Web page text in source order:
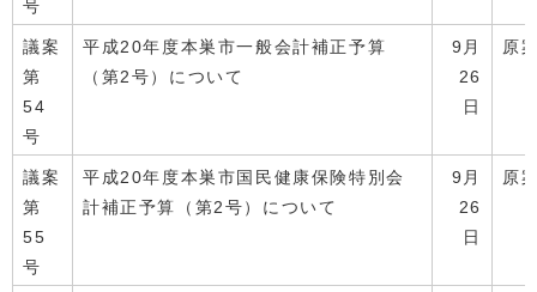
号
議案
第
54
号
平成20年度本巣市一般会計補正予算
（第2号）について
9月
26
日
原
議案
第
55
号
平成20年度本巣市国民健康保険特別会
計補正予算（第2号）について
9月
26
日
原